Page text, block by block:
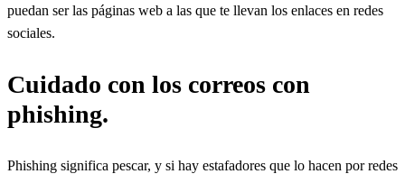
puedan ser las páginas web a las que te llevan los enlaces en redes
sociales.
Cuidado con los correos con
phishing.
Phishing significa pescar, y si hay estafadores que lo hacen por redes